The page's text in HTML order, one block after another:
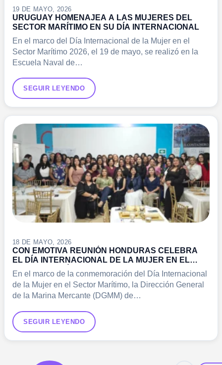
19 DE MAYO, 2026
URUGUAY HOMENAJEA A LAS MUJERES DEL
SECTOR MARÍTIMO EN SU DÍA INTERNACIONAL
En el marco del Día Internacional de la Mujer en el
Sector Marítimo 2026, el 19 de mayo, se realizó en la
Escuela Naval de…
SEGUIR LEYENDO
18 DE MAYO, 2026
CON EMOTIVA REUNIÓN HONDURAS CELEBRA
EL DÍA INTERNACIONAL DE LA MUJER EN EL
SECTOR MARÍTIMO
En el marco de la conmemoración del Día Internacional
de la Mujer en el Sector Marítimo, la Dirección General
de la Marina Mercante (DGMM) de…
SEGUIR LEYENDO